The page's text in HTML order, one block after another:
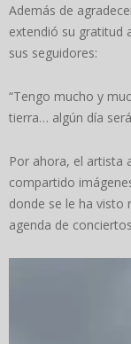
Además de
extendió su gratitud
sus seguidores:
“Tengo mucho y
tierra… algún día
Por ahora, el artista
compartido
donde se le ha visto
agenda de